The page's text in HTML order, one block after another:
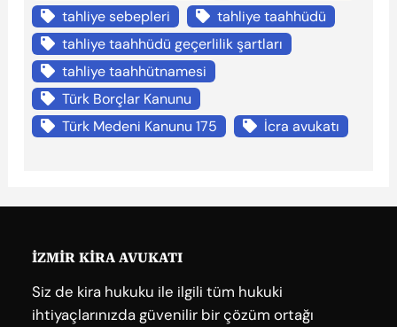
tahliye sebepleri
tahliye taahhüdü
tahliye taahhüdü geçerlilik şartları
tahliye taahhütnamesi
Türk Borçlar Kanunu
Türk Medeni Kanunu 175
İcra avukatı
İZMİR KİRA AVUKATI
Siz de kira hukuku ile ilgili tüm hukuki
ihtiyaçlarınızda güvenilir bir çözüm ortağı